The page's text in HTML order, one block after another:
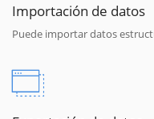
Importación de datos
Puede importar datos